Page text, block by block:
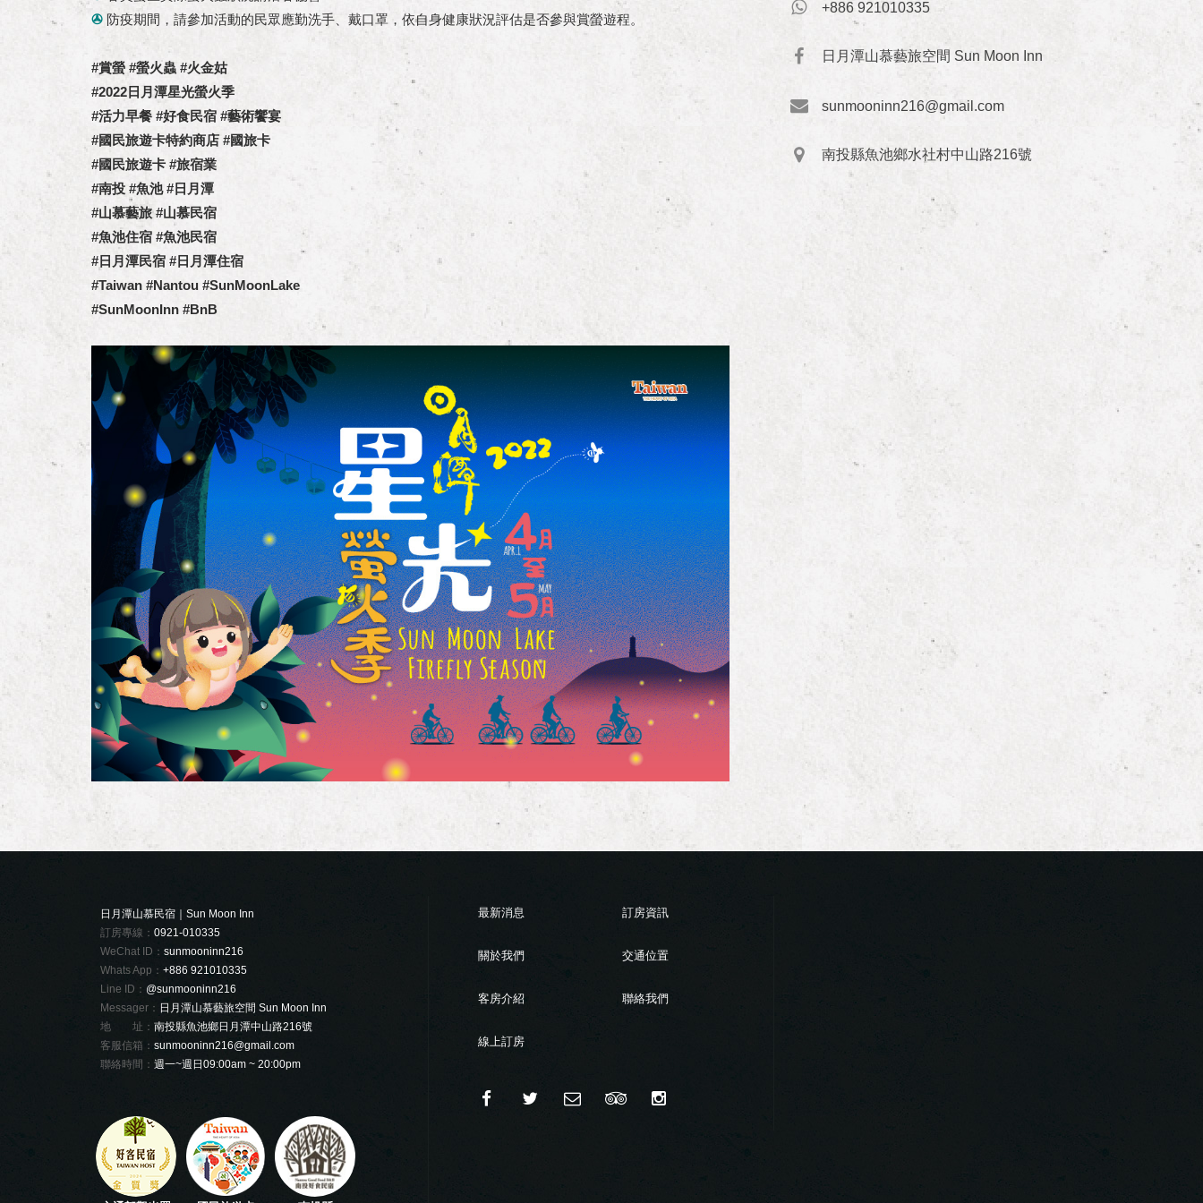
✇ 防疫期間，請參加活動的民眾應勤洗手、戴口罩，依自身健康狀況評估是否參與賞螢遊程。
#賞螢 #螢火蟲 #火金姑
#2022日月潭星光螢火季
#活力早餐 #好食民宿 #藝術饗宴
#國民旅遊卡特約商店 #國旅卡
#國民旅遊卡 #旅宿業
#南投 #魚池 #日月潭
#山慕藝旅 #山慕民宿
#魚池住宿 #魚池民宿
#日月潭民宿 #日月潭住宿
#Taiwan #Nantou #SunMoonLake
#SunMoonInn #BnB
+886 921010335
日月潭山慕藝旅空間 Sun Moon Inn
sunmooninn216@gmail.com
南投縣魚池鄉水社村中山路216號
日月潭山慕民宿｜Sun Moon Inn
訂房專線： 0921-010335
WeChat ID： sunmooninn216
Whats App： +886 921010335
Line ID： @sunmooninn216
Messager： 日月潭山慕藝旅空間 Sun Moon Inn
地 址： 南投縣魚池鄉日月潭中山路216號
客服信箱： sunmooninn216@gmail.com
聯絡時間： 週一~週日09:00am ~ 20:00pm
最新消息 訂房資訊
關於我們 交通位置
客房介紹 聯絡我們
線上訂房